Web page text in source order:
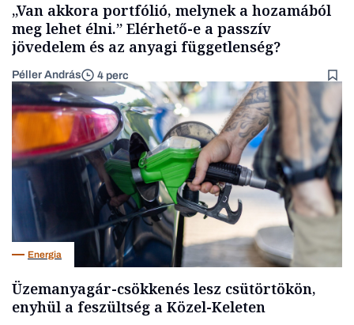
„Van akkora portfólió, melynek a hozamából
meg lehet élni.” Elérhető-e a passzív
jövedelem és az anyagi függetlenség?
Péller András 4 perc
Energia
Üzemanyagár-csökkenés lesz csütörtökön,
enyhül a feszültség a Közel-Keleten